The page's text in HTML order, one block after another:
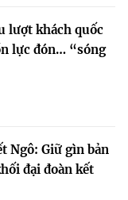
lượt khách quốc
lực đón… “sóng
Ngô: Giữ gìn bản
đại đoàn kết